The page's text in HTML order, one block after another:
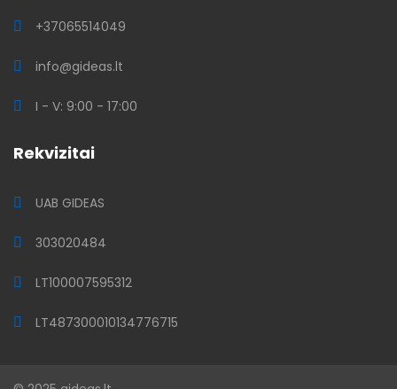
+37065514049
info@gideas.lt
I - V: 9:00 - 17:00
Rekvizitai
UAB GIDEAS
303020484
LT100007595312
LT487300010134776715